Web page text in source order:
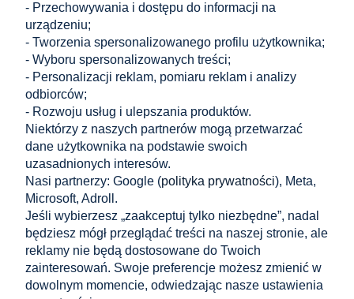
Klips Do Montażu Kolców PV - Czarny 35mm
4,71 zł
Cena netto:3,83 zł do koszyka
Zakupy
Pomoc
Moje konto
Informacje
KONTAKT
Altamira Sp. z o. o.
- Przechowywania i dostępu do informacji na
urządzeniu;
- Tworzenia spersonalizowanego profilu użytkownika;
- Wyboru spersonalizowanych treści;
- Personalizacji reklam, pomiaru reklam i analizy
odbiorców;
- Rozwoju usług i ulepszania produktów.
Niektórzy z naszych partnerów mogą przetwarzać
dane użytkownika na podstawie swoich
uzasadnionych interesów.
Nasi partnerzy: Google (polityka prywatności), Meta,
Microsoft, Adroll.
Jeśli wybierzesz „zaakceptuj tylko niezbędne”, nadal
będziesz mógł przeglądać treści na naszej stronie, ale
reklamy nie będą dostosowane do Twoich
zainteresowań. Swoje preferencje możesz zmienić w
dowolnym momencie, odwiedzając nasze ustawienia